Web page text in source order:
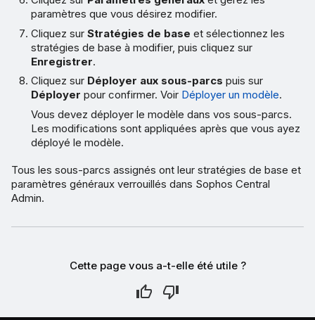
paramètres que vous désirez modifier.
Cliquez surStratégies de base et sélectionnez les
stratégies de base à modifier, puis cliquez sur
Enregistrer.
Cliquez sur Déployer aux sous-parcs puis sur
Déployer pour confirmer. Voir Déployer un modèle.
Vous devez déployer le modèle dans vos sous-parcs.
Les modifications sont appliquées après que vous ayez
déployé le modèle.
Tous les sous-parcs assignés ont leur stratégies de base et
paramètres généraux verrouillés dans Sophos Central
Admin.
Cette page vous a-t-elle été utile ?